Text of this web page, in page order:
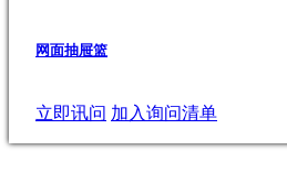
网面抽屉篮
立即讯问 加入询问清单